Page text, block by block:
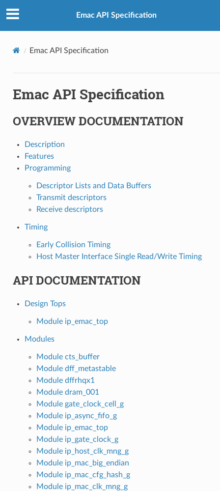
Emac API Specification
Emac API Specification
Emac API Specification
OVERVIEW DOCUMENTATION
Description
Features
Programming
Descriptor Lists and Data Buffers
Transmit descriptors
Receive descriptors
Timing
Early Collision Timing
Host Master Interface Single Read/Write Timing
API DOCUMENTATION
Design Tops
Module ip_emac_top
Modules
Module cts_buffer
Module dff_metastable
Module dffrhqx1
Module dram_001
Module gate_clock_cell_g
Module ip_async_fifo_g
Module ip_emac_top
Module ip_gate_clock_g
Module ip_host_clk_mng_g
Module ip_mac_big_endian
Module ip_mac_cfg_hash_g
Module ip_mac_clk_mng_g